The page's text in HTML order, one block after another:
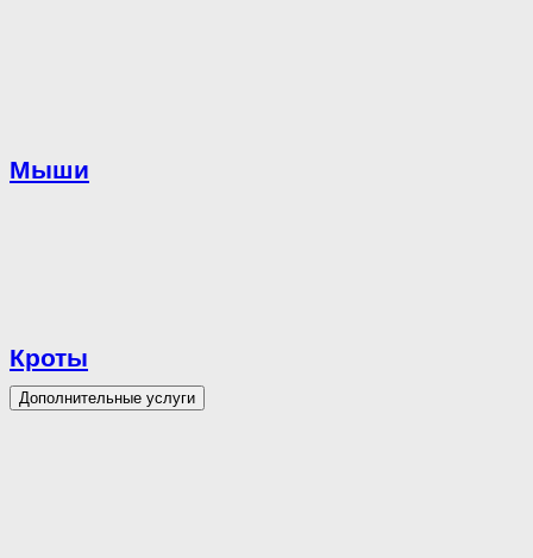
Мыши
Кроты
Дополнительные услуги